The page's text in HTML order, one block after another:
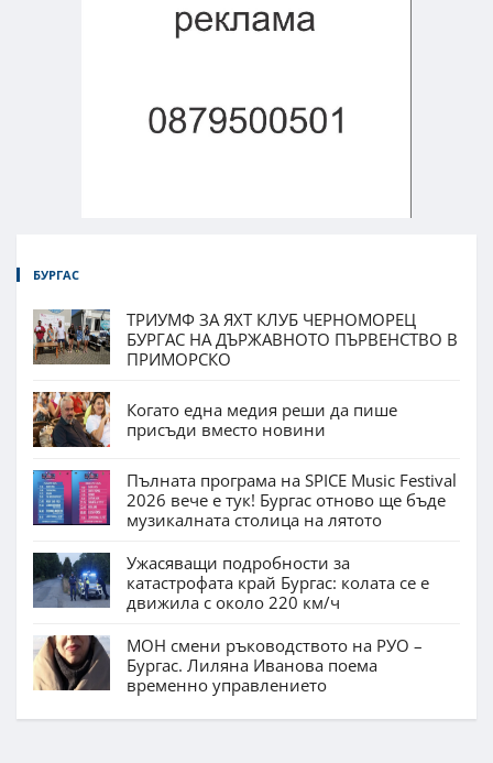
БУРГАС
ТРИУМФ ЗА ЯХТ КЛУБ ЧЕРНОМОРЕЦ
БУРГАС НА ДЪРЖАВНОТО ПЪРВЕНСТВО В
ПРИМОРСКО
Когато една медия реши да пише
присъди вместо новини
Пълната програма на SPICE Music Festival
2026 вече е тук! Бургас отново ще бъде
музикалната столица на лятото
Ужасяващи подробности за
катастрофата край Бургас: колата се е
движила с около 220 км/ч
МОН смени ръководството на РУО –
Бургас. Лиляна Иванова поема
временно управлението